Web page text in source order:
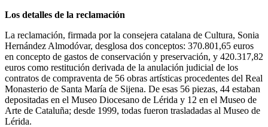
Los detalles de la reclamación
La reclamación, firmada por la consejera catalana de Cultura, Sonia
Hernández Almodóvar, desglosa dos conceptos: 370.801,65 euros
en concepto de gastos de conservación y preservación, y 420.317,82
euros como restitución derivada de la anulación judicial de los
contratos de compraventa de 56 obras artísticas procedentes del Real
Monasterio de Santa María de Sijena. De esas 56 piezas, 44 estaban
depositadas en el Museo Diocesano de Lérida y 12 en el Museo de
Arte de Cataluña; desde 1999, todas fueron trasladadas al Museo de
Lérida.